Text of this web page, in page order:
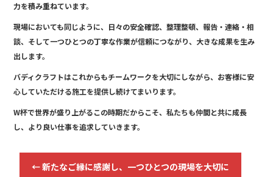
力を積み重ねています。
現場においても同じように、日々の安全確認、整理整頓、報告・連絡・相
談、そして一つひとつの丁寧な作業が信頼につながり、大きな成果を生み
出します。
バディクラフトはこれからもチームワークを大切にしながら、お客様に安
心していただける施工を提供し続けてまいります。
W杯で世界が盛り上がるこの時期だからこそ、私たちも仲間と共に成長
し、より良い仕事を追求していきます。
←新たなご縁に感謝し、一つひとつの現場を大切に